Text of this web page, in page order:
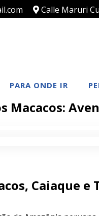
Calle Maruri
PARA ONDE IR
Macacos:
Caiaque e